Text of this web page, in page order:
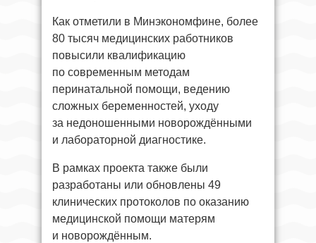
Как отметили в Минэкономфине, более
80 тысяч медицинских работников
повысили квалификацию
по современным методам
перинатальной помощи, ведению
сложных беременностей, уходу
за недоношенными новорождёнными
и лабораторной диагностике.
В рамках проекта также были
разработаны или обновлены 49
клинических протоколов по оказанию
медицинской помощи матерям
и новорождённым.